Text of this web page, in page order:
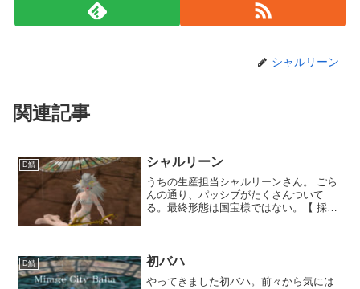
シャルリーン
関連記事
D鯖 シャルリーン
うちの生産担当シャルリーンさん。 ごら
んの通り、パッシブがたくさんついて
る。最終形態は国宝様ではない。【 採
40【 木工 ...
D鯖 初バハ
やってきました初バハ。前々から気には